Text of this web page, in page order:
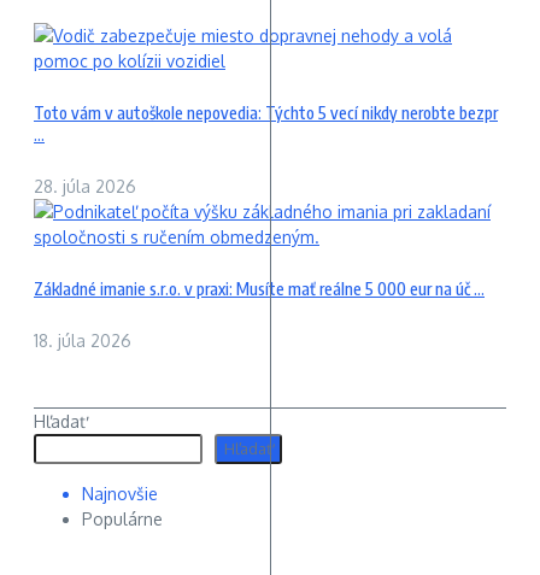
Toto vám v autoškole nepovedia: Týchto 5 vecí nikdy nerobte bezpr
...
28. júla 2026
Základné imanie s.r.o. v praxi: Musíte mať reálne 5 000 eur na úč ...
18. júla 2026
Hľadať
Hľadať
Najnovšie
Populárne